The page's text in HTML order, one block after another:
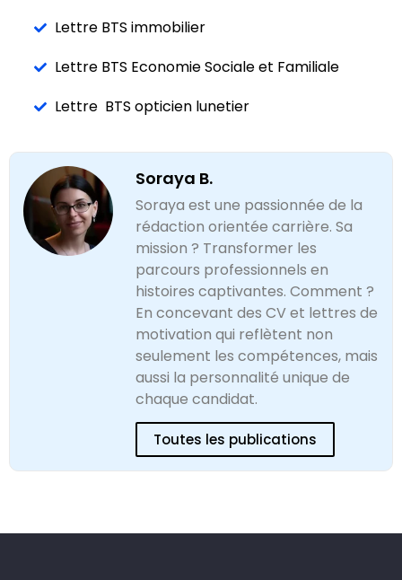
Lettre BTS immobilier
Lettre BTS Economie Sociale et Familiale
Lettre BTS opticien lunetier
Soraya B.
Soraya est une passionnée de la
rédaction orientée carrière. Sa
mission ? Transformer les
parcours professionnels en
histoires captivantes. Comment ?
En concevant des CV et lettres de
motivation qui reflètent non
seulement les compétences, mais
aussi la personnalité unique de
chaque candidat.
Toutes les publications